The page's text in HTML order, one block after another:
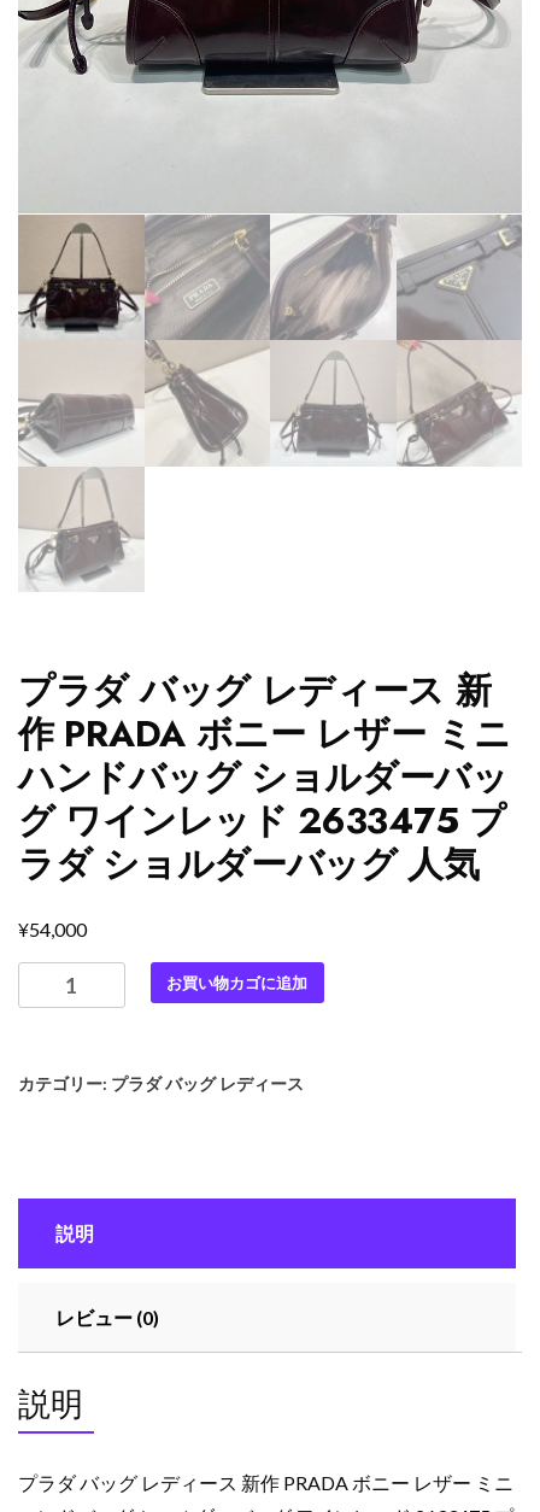
プラダ バッグ レディース 新
作 PRADA ボニー レザー ミニ
ハンドバッグ ショルダーバッ
グ ワインレッド 2633475 プ
ラダ ショルダーバッグ 人気
¥54,000
ラ
ッ
ィ
ス
PRADA
ニ
ー
ザ
お買い物カゴに追加
カテゴリー: プラダ バッグ レディース
説明
レビュー (0)
説明
プラダ バッグ レディース 新作 PRADA ボニー レザー ミニ